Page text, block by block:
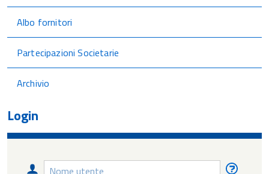
Albo fornitori
Partecipazioni Societarie
Archivio
Login
Nome